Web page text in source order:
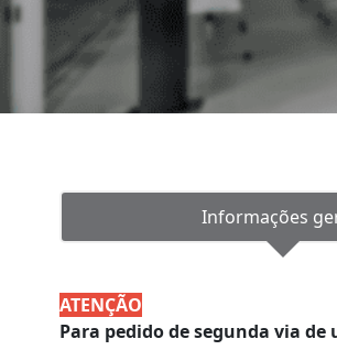
Informações
ATENÇÃO
Para pedido de segunda via